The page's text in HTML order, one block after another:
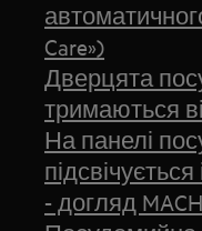
Care»)
Дверцята
тримаються
На панелі
- догляд